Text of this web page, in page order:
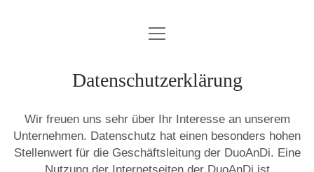
HOME
email
Menü
öffnen
Datenschutzerklärung
Wir freuen uns sehr über Ihr Interesse an unserem
Unternehmen. Datenschutz hat einen besonders hohen
Stellenwert für die Geschäftsleitung der DuoAnDi. Eine
Nutzung der Internetseiten der DuoAnDi ist